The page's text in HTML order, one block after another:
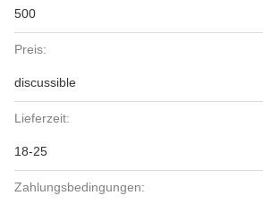
500
Preis:
discussible
Lieferzeit:
18-25
Zahlungsbedingungen: